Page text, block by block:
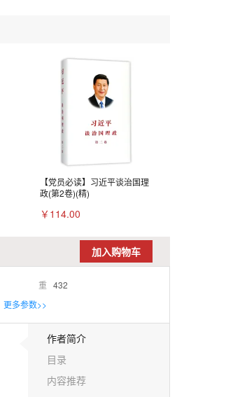
【党员必读】习近平谈治国理
政(第2卷)(精)
￥114.00
加入购物车
重 432
更多参数>>
作者简介
目录
内容推荐